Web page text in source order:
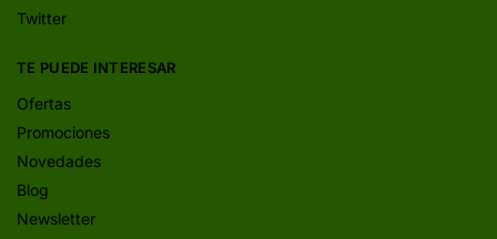
Twitter
TE PUEDE INTERESAR
Ofertas
Promociones
Novedades
Blog
Newsletter